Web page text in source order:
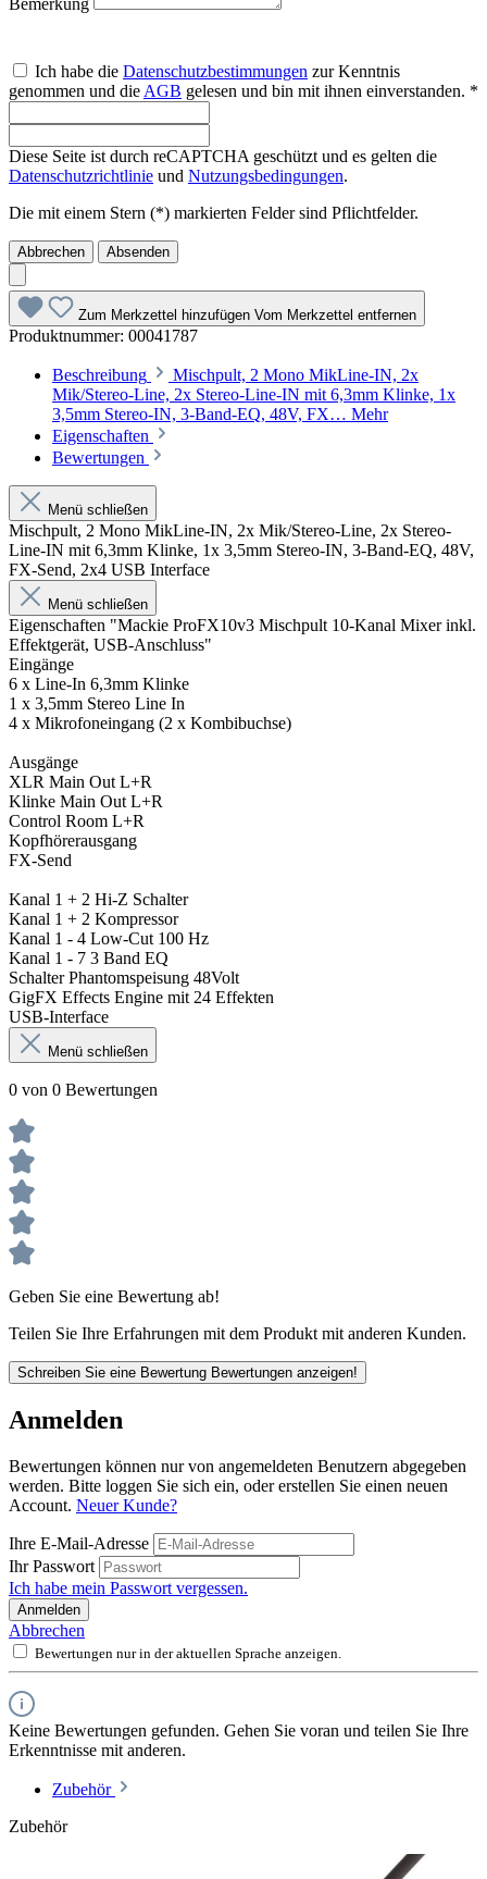
Ich habe die Datenschutzbestimmungen zur Kenntnis
genommen und die AGB gelesen und bin mit ihnen einverstanden. *
Diese Seite ist durch reCAPTCHA geschützt und es gelten die
Datenschutzrichtlinie und Nutzungsbedingungen.
Die mit einem Stern (*) markierten Felder sind Pflichtfelder.
Abbrechen Absenden
Zum Merkzettel hinzufügen Vom Merkzettel entfernen
Produktnummer: 00041787
Beschreibung
Mischpult, 2 Mono MikLine-IN, 2x
Mik/Stereo-Line, 2x Stereo-Line-IN mit 6,3mm Klinke, 1x
3,5mm Stereo-IN, 3-Band-EQ, 48V, FX… Mehr
Eigenschaften
Bewertungen
Menü schließen
Mischpult, 2 Mono MikLine-IN, 2x Mik/Stereo-Line, 2x Stereo-
Line-IN mit 6,3mm Klinke, 1x 3,5mm Stereo-IN, 3-Band-EQ, 48V,
FX-Send, 2x4 USB Interface
Menü schließen
Eigenschaften "Mackie ProFX10v3 Mischpult 10-Kanal Mixer inkl.
Effektgerät, USB-Anschluss"
Eingänge
6 x Line-In 6,3mm Klinke
1 x 3,5mm Stereo Line In
4 x Mikrofoneingang (2 x Kombibuchse)
Ausgänge
XLR Main Out L+R
Klinke Main Out L+R
Control Room L+R
Kopfhörerausgang
FX-Send
Kanal 1 + 2 Hi-Z Schalter
Kanal 1 + 2 Kompressor
Kanal 1 - 4 Low-Cut 100 Hz
Kanal 1 - 7 3 Band EQ
Schalter Phantomspeisung 48Volt
GigFX Effects Engine mit 24 Effekten
USB-Interface
Menü schließen
0 von 0 Bewertungen
Geben Sie eine Bewertung ab!
Teilen Sie Ihre Erfahrungen mit dem Produkt mit anderen Kunden.
Schreiben Sie eine Bewertung Bewertungen anzeigen!
Anmelden
Bewertungen können nur von angemeldeten Benutzern abgegeben
werden. Bitte loggen Sie sich ein, oder erstellen Sie einen neuen
Account. Neuer Kunde?
Ihre E-Mail-Adresse
Ihr Passwort
Ich habe mein Passwort vergessen.
Anmelden
Abbrechen
Bewertungen nur in der aktuellen Sprache anzeigen.
Keine Bewertungen gefunden. Gehen Sie voran und teilen Sie Ihre
Erkenntnisse mit anderen.
Zubehör
Zubehör